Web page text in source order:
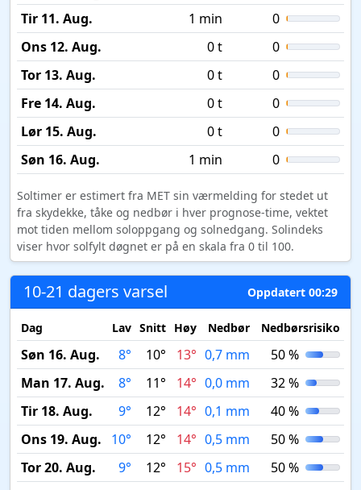
Tir 11. Aug.
1 min
0
Ons 12. Aug.
0 t
0
Tor 13. Aug.
0 t
0
Fre 14. Aug.
0 t
0
Lør 15. Aug.
0 t
0
Søn 16. Aug.
1 min 0
Soltimer er estimert fra MET sin værmelding for stedet ut
fra skydekke, tåke og nedbør i hver prognose-time, vektet
mot tiden mellom soloppgang og solnedgang. Solindeks
viser hvor solfylt døgnet er på en skala fra 0 til 100.
10-21 dagers varsel Oppdatert 00:29
Dag Lav Snitt Høy Nedbør Nedbørsrisiko
Søn 16. Aug. 8° 10° 13° 0,7 mm
50 %
Man 17. Aug.
8° 11° 14° 0,0 mm
32 %
Tir 18. Aug.
9° 12° 14° 0,1 mm
40 %
Ons 19. Aug.
10° 12° 14° 0,5 mm
50 %
Tor 20. Aug.
9° 12° 15° 0,5 mm
50 %